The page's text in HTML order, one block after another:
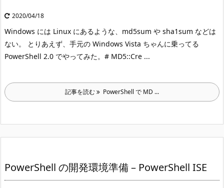
2020/04/18
Windows には Linux にあるような、md5sum や sha1sum などは
ない。 とりあえず、手元の Windows Vista ちゃんに乗ってる
PowerShell 2.0 でやってみた。 # MD5::Cre ...
記事を読む PowerShell で MD ...
PowerShell の開発環境準備 – PowerShell ISE